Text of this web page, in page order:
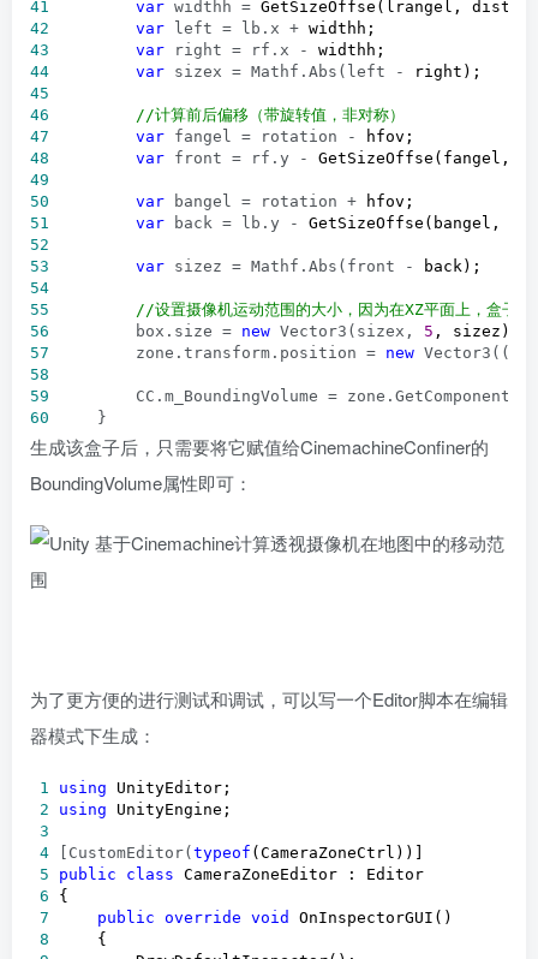
41 var widthh =
42
var left = lb.x +
43
var right = rf.x -
44
var sizex = Mathf.Abs(left -
45
46
//计算前后偏移（带旋转值，非对称）
47
var fangel = rotation -
48
var front = rf.y -
49
50
var bangel = rotation +
51
var back = lb.y -
52
53
var sizez = Mathf.Abs(front -
54
55
//设置摄像机运动范围的大小，因为在XZ平面上，盒子
56
         box.size =
new Vector3(sizex, 5
57
         zone.transform.position =
new
58
59
CC.m_BoundingVolume =
60
     }
生成该盒子后，只需要将它赋值给CinemachineConfiner的
BoundingVolume属性即可：
为了更方便的进行测试和调试，可以写一个Editor脚本在编辑
器模式下生成：
1 using
2
using
3
4 [CustomEditor( typeof
5
public class
6
7
public override void
8